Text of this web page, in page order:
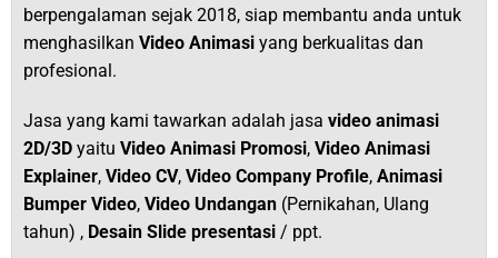
berpengalaman sejak 2018, siap membantu anda untuk
menghasilkan Video Animasi yang berkualitas dan
profesional.
Jasa yang kami tawarkan adalah jasa video animasi
2D/3D yaitu Video Animasi Promosi, Video Animasi
Explainer, Video CV, Video Company Profile, Animasi
Bumper Video, Video Undangan (Pernikahan, Ulang
tahun) , Desain Slide presentasi / ppt.